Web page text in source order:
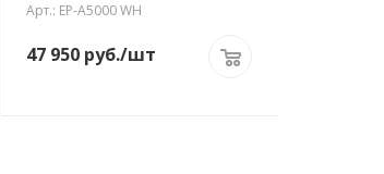
Арт.: EP-A5000 WH
47 950руб./шт